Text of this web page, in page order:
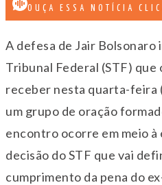
OUÇA ESSA NOTÍCIA
A defesa de Jair Bolsonaro
Tribunal Federal (STF)
receber nesta quarta-feira
um grupo de oração
encontro ocorre em meio
decisão do STF que vai
cumprimento da pena do